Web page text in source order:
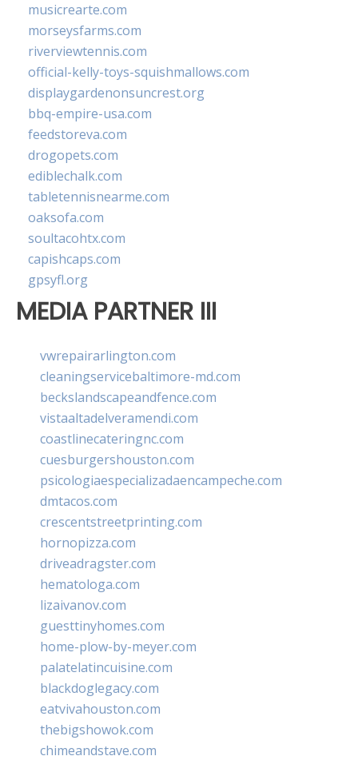
musicrearte.com
morseysfarms.com
riverviewtennis.com
official-kelly-toys-squishmallows.com
displaygardenonsuncrest.org
bbq-empire-usa.com
feedstoreva.com
drogopets.com
ediblechalk.com
tabletennisnearme.com
oaksofa.com
soultacohtx.com
capishcaps.com
gpsyfl.org
MEDIA PARTNER III
vwrepairarlington.com
cleaningservicebaltimore-md.com
beckslandscapeandfence.com
vistaaltadelveramendi.com
coastlinecateringnc.com
cuesburgershouston.com
psicologiaespecializadaencampeche.com
dmtacos.com
crescentstreetprinting.com
hornopizza.com
driveadragster.com
hematologa.com
lizaivanov.com
guesttinyhomes.com
home-plow-by-meyer.com
palatelatincuisine.com
blackdoglegacy.com
eatvivahouston.com
thebigshowok.com
chimeandstave.com